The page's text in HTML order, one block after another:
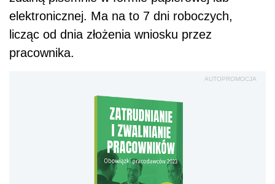
elektronicznej. Ma na to 7 dni roboczych,
licząc od dnia złożenia wniosku przez
pracownika.
AUTOPROMOCJA